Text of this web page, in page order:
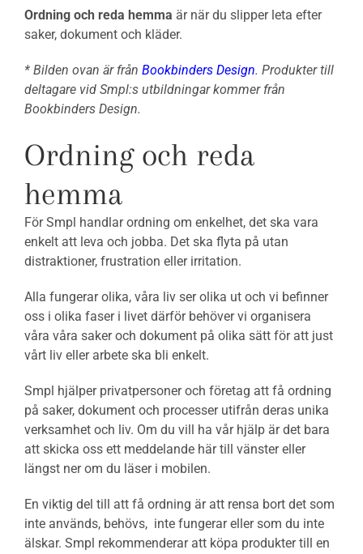
Ordning och reda hemma är när du slipper leta efter
saker, dokument och kläder.
* Bilden ovan är från Bookbinders Design. Produkter till
deltagare vid Smpl:s utbildningar kommer från
Bookbinders Design.
Ordning och reda
hemma
För Smpl handlar ordning om enkelhet, det ska vara
enkelt att leva och jobba. Det ska flyta på utan
distraktioner, frustration eller irritation.
Alla fungerar olika, våra liv ser olika ut och vi befinner
oss i olika faser i livet därför behöver vi organisera
våra våra saker och dokument på olika sätt för att just
vårt liv eller arbete ska bli enkelt.
Smpl hjälper privatpersoner och företag att få ordning
på saker, dokument och processer utifrån deras unika
verksamhet och liv. Om du vill ha vår hjälp är det bara
att skicka oss ett meddelande här till vänster eller
längst ner om du läser i mobilen.
En viktig del till att få ordning är att rensa bort det som
inte används, behövs, inte fungerar eller som du inte
älskar. Smpl rekommenderar att köpa produkter till en